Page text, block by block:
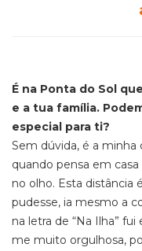
É na Ponta do Sol
e a tua família.
especial para ti?
Sem dúvida, é a minha
quando pensa em
no olho. Esta distância
pudesse, ia mesmo a
na letra de “Na Ilha”
me muito orgulhosa,